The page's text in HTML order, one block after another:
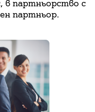
в партньорство с
партньор.